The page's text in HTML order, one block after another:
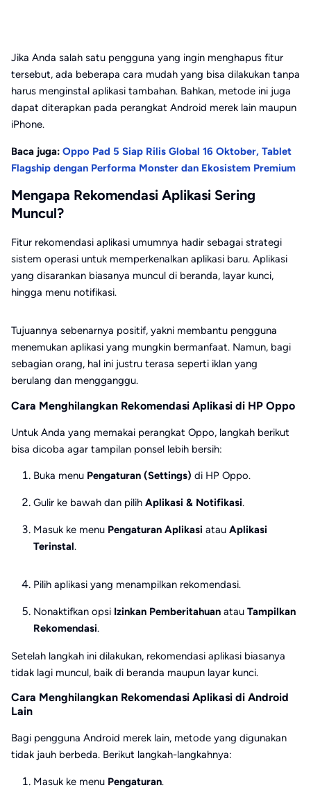
Jika Anda salah satu pengguna yang ingin menghapus fitur
tersebut, ada beberapa cara mudah yang bisa dilakukan tanpa
harus menginstal aplikasi tambahan. Bahkan, metode ini juga
dapat diterapkan pada perangkat Android merek lain maupun
iPhone.
Baca juga: Oppo Pad 5 Siap Rilis Global 16 Oktober, Tablet
Flagship dengan Performa Monster dan Ekosistem Premium
Mengapa Rekomendasi Aplikasi Sering
Muncul?
Fitur rekomendasi aplikasi umumnya hadir sebagai strategi
sistem operasi untuk memperkenalkan aplikasi baru. Aplikasi
yang disarankan biasanya muncul di beranda, layar kunci,
hingga menu notifikasi.
Tujuannya sebenarnya positif, yakni membantu pengguna
menemukan aplikasi yang mungkin bermanfaat. Namun, bagi
sebagian orang, hal ini justru terasa seperti iklan yang
berulang dan mengganggu.
Cara Menghilangkan Rekomendasi Aplikasi di HP Oppo
Untuk Anda yang memakai perangkat Oppo, langkah berikut
bisa dicoba agar tampilan ponsel lebih bersih:
Buka menu Pengaturan (Settings) di HP Oppo.
Gulir ke bawah dan pilih Aplikasi & Notifikasi.
Masuk ke menu Pengaturan Aplikasi atau Aplikasi
Terinstal.
Pilih aplikasi yang menampilkan rekomendasi.
Nonaktifkan opsi Izinkan Pemberitahuan atau Tampilkan
Rekomendasi.
Setelah langkah ini dilakukan, rekomendasi aplikasi biasanya
tidak lagi muncul, baik di beranda maupun layar kunci.
Cara Menghilangkan Rekomendasi Aplikasi di Android
Lain
Bagi pengguna Android merek lain, metode yang digunakan
tidak jauh berbeda. Berikut langkah-langkahnya:
Masuk ke menu Pengaturan.